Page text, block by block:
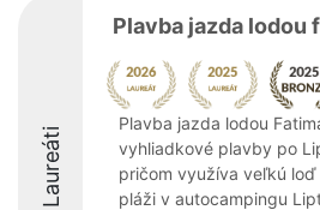
Laureáti
Plavba jazda lodou
Plavba jazda lodou
vyhliadkové plavby po
pričom využíva veľkú loď
pláži v autocampingu